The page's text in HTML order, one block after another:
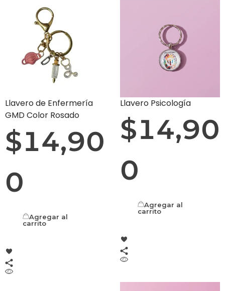
Llavero de Enfermería
GMD Color Rosado
$14,90
0
Agregar al
carrito
Llavero Psicología
$14,90
0
Agregar al
carrito